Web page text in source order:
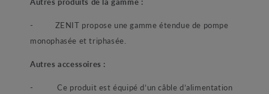
- ZENIT propose une gamme étendue de pompe
monophasée et triphasée.
Autres accessoires :
- Ce produit est équipé d’un câble d’alimentation